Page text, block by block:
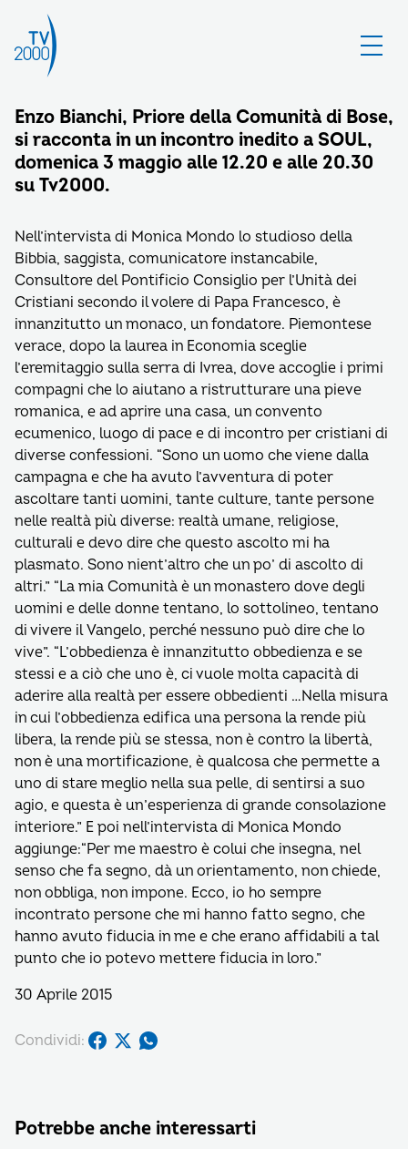
Enzo Bianchi, Priore della Comunità di Bose,
si racconta in un incontro inedito a SOUL,
domenica 3 maggio alle 12.20 e alle 20.30
su Tv2000.
Nell’intervista di Monica Mondo lo studioso della
Bibbia, saggista, comunicatore instancabile,
Consultore del Pontificio Consiglio per l’Unità dei
Cristiani secondo il volere di Papa Francesco, è
innanzitutto un monaco, un fondatore. Piemontese
verace, dopo la laurea in Economia sceglie
l’eremitaggio sulla serra di Ivrea, dove accoglie i primi
compagni che lo aiutano a ristrutturare una pieve
romanica, e ad aprire una casa, un convento
ecumenico, luogo di pace e di incontro per cristiani di
diverse confessioni. “Sono un uomo che viene dalla
campagna e che ha avuto l’avventura di poter
ascoltare tanti uomini, tante culture, tante persone
nelle realtà più diverse: realtà umane, religiose,
culturali e devo dire che questo ascolto mi ha
plasmato. Sono nient’altro che un po’ di ascolto di
altri.” “La mia Comunità è un monastero dove degli
uomini e delle donne tentano, lo sottolineo, tentano
di vivere il Vangelo, perché nessuno può dire che lo
vive”. “L’obbedienza è innanzitutto obbedienza e se
stessi e a ciò che uno è, ci vuole molta capacità di
aderire alla realtà per essere obbedienti …Nella misura
in cui l’obbedienza edifica una persona la rende più
libera, la rende più se stessa, non è contro la libertà,
non è una mortificazione, è qualcosa che permette a
uno di stare meglio nella sua pelle, di sentirsi a suo
agio, e questa è un’esperienza di grande consolazione
interiore.” E poi nell’intervista di Monica Mondo
aggiunge:“Per me maestro è colui che insegna, nel
senso che fa segno, dà un orientamento, non chiede,
non obbliga, non impone. Ecco, io ho sempre
incontrato persone che mi hanno fatto segno, che
hanno avuto fiducia in me e che erano affidabili a tal
punto che io potevo mettere fiducia in loro.”
30 Aprile 2015
Condividi:
Potrebbe anche interessarti